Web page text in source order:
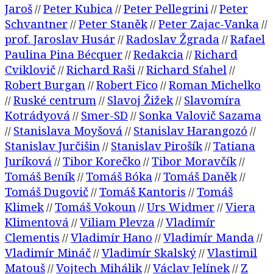
Jaroš//Peter Kubica //Peter Pellegrini //Peter
Schvantner//Peter Staněk//Peter Zajac-Vanka //
prof. Jaroslav Husár//Radoslav Žgrada //Rafael
Paulina Pina Bécquer//Redakcia //Richard
Cviklovič//Richard Raši //Richard Sťahel //
Robert Burgan //Robert Fico //Roman Michelko
//Ruské centrum // Slavoj Žižek// Slavomíra
Kotrádyová // Smer-SD // Sonka Valovič Sazama
// Stanislava Moyšová // Stanislav Harangozó //
Stanislav Jurčišin // Stanislav Pirošík//Tatiana
Juríková //Tibor Korečko //Tibor Moravčík//
Tomáš Beník//Tomáš Bóka //Tomáš Daněk//
Tomáš Dugovič//Tomáš Kantoris //Tomáš
Klimek//Tomáš Vokoun //Urs Widmer//Viera
Klimentová //Viliam Plevza //Vladimír
Clementis //Vladimír Hano //Vladimír Manda //
Vladimír Mináč//Vladimír Skalský//Vlastimil
Matouš//Vojtech Mihálik//Václav Jelínek// Z